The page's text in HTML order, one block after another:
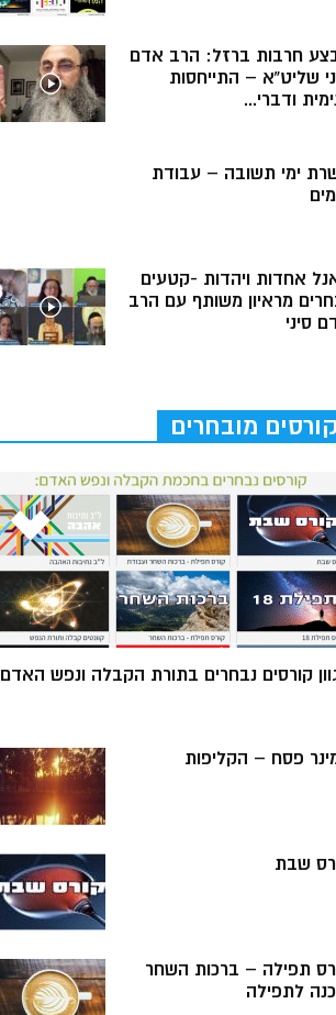
חרבות ברזל: הרב אדם
שליט”א – התייחסות
ודברי...
ימי תשובה – עבודת
אחדות ויהדות -קטעים
מראיון משותף עם הרב
סיני
קורסים מובחרים
קורסים נבחרים בתורת הקבלה ונפש האדם
פסח – הקליפות
שבת
תפילה – ברכות השחר
לתפילה